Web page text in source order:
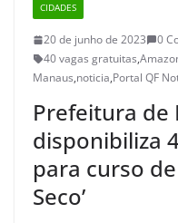
CIDADES
20 de junho de 2023
0
40 vagas gratuitas,
Manaus,noticia,Portal QF
Prefeitura de
disponibiliza
para curso de
Seco’